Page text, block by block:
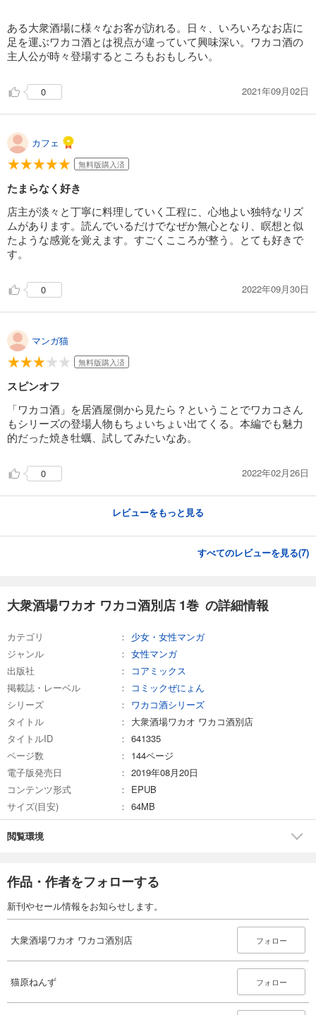
ある大衆酒場に様々なお客が訪れる。日々、いろいろなお店に
足を運ぶワカコ酒とは視点が違っていて興味深い。ワカコ酒の
主人公が時々登場するところもおもしろい。
0 2021年09月02日
カフェ
無料版購入済
たまらなく好き
店主が淡々と丁寧に料理していく工程に、心地よい独特なリズ
ムがあります。読んでいるだけでなぜか無心となり、瞑想と似
たような感覚を覚えます。すごくこころが整う。とても好きで
す。
0 2022年09月30日
マンガ猫
無料版購入済
スピンオフ
「ワカコ酒」を居酒屋側から見たら？ということでワカコさん
もシリーズの登場人物もちょいちょい出てくる。本編でも魅力
的だった焼き牡蠣、試してみたいなあ。
0 2022年02月26日
レビューをもっと見る
すべてのレビューを見る(7)
大衆酒場ワカオ ワカコ酒別店 1巻 の詳細情報
カテゴリ
少女・女性マンガ
ジャンル
女性マンガ
出版社
コアミックス
掲載誌・レーベル
コミックぜにょん
シリーズ
ワカコ酒シリーズ
タイトル
大衆酒場ワカオ ワカコ酒別店
タイトルID
641335
ページ数
144ページ
電子版発売日
2019年08月20日
コンテンツ形式
EPUB
サイズ(目安)
64MB
閲覧環境
作品・作者をフォローする
新刊やセール情報をお知らせします。
大衆酒場ワカオ ワカコ酒別店 フォロー
猫原ねんず フォロー